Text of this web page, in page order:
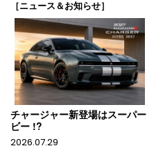
［ニュース＆お知らせ］
チャージャー新登場はスーパー
ビー !?
2026.07.29